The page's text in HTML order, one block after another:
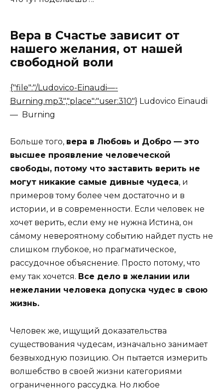
Вера в Счастье зависит от
нашего желания, от нашей
свободной воли
{"file":"/Ludovico-Einaudi—-
Burning.mp3","place":"user:310"} Ludovico Einaudi
— Burning
Больше того, вера в Любовь и Добро — это
высшее проявление человеческой
свободы, потому что заставить верить не
могут никакие самые дивные чудеса, и
примеров тому более чем достаточно и в
истории, и в современности. Если человек не
хочет верить, если ему не нужна Истина, он
сáмому невероятному событию найдет пусть не
слишком глубокое, но прагматическое,
рассудочное объяснение. Просто потому, что
ему так хочется. Все дело в желании или
нежелании человека допуска чудес в свою
жизнь.
Человек же, ищущий доказательства
существования чудесам, изначально занимает
безвыходную позицию. Он пытается измерить
волшебство в своей жизни категориями
ограниченного рассудка. Но любое